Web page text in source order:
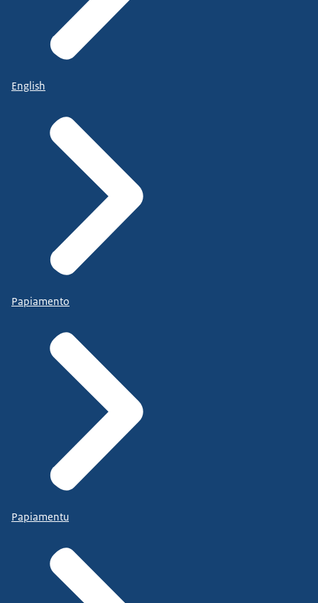
English
Papiamento
Papiamentu